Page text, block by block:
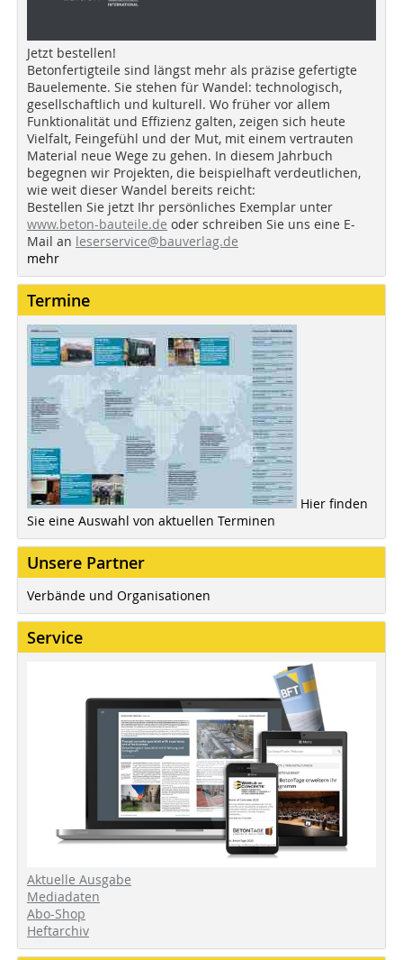
Jetzt bestellen!
Betonfertigteile sind längst mehr als präzise gefertigte
Bauelemente. Sie stehen für Wandel: technologisch,
gesellschaftlich und kulturell. Wo früher vor allem
Funktionalität und Effizienz galten, zeigen sich heute
Vielfalt, Feingefühl und der Mut, mit einem vertrauten
Material neue Wege zu gehen. In diesem Jahrbuch
begegnen wir Projekten, die beispielhaft verdeutlichen,
wie weit dieser Wandel bereits reicht:
Bestellen Sie jetzt Ihr persönliches Exemplar unter
www.beton-bauteile.de oder schreiben Sie uns eine E-
Mail an leserservice@bauverlag.de
mehr
Termine
Hier finden
Sie eine Auswahl von aktuellen Terminen
Unsere Partner
Verbände und Organisationen
Service
Aktuelle Ausgabe
Mediadaten
Abo-Shop
Heftarchiv